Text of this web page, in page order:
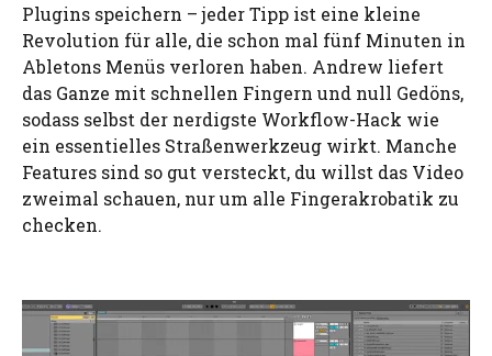
Plugins speichern – jeder Tipp ist eine kleine
Revolution für alle, die schon mal fünf Minuten in
Abletons Menüs verloren haben. Andrew liefert
das Ganze mit schnellen Fingern und null Gedöns,
sodass selbst der nerdigste Workflow-Hack wie
ein essentielles Straßenwerkzeug wirkt. Manche
Features sind so gut versteckt, du willst das Video
zweimal schauen, nur um alle Fingerakrobatik zu
checken.